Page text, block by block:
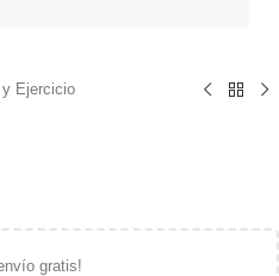
y Ejercicio
gratis!